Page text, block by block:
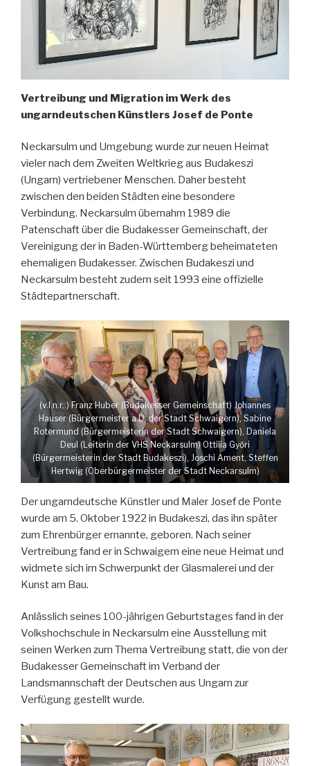
Vertreibung und Migration im Werk des
ungarndeutschen Künstlers Josef de Ponte
Neckarsulm und Umgebung wurde zur neuen Heimat
vieler nach dem Zweiten Weltkrieg aus Budakeszi
(Ungarn) vertriebener Menschen. Daher besteht
zwischen den beiden Städten eine besondere
Verbindung. Neckarsulm übernahm 1989 die
Patenschaft über die Budakesser Gemeinschaft, der
Vereinigung der in Baden-Württemberg beheimateten
ehemaligen Budakesser. Zwischen Budakeszi und
Neckarsulm besteht zudem seit 1993 eine offizielle
Städtepartnerschaft.
(v.l.n.r.:) Franz Huber (Budakesser Gemeinschaft) Johannes
Hauser (Bürgermeister a.D. der Stadt Schwaigern), Sabine
Rotermund (Bürgermeisterin der Stadt Schwaigern), Daniela
Deul (Leiterin der VHS Neckarsulm) Ottilia Győri
(Bürgermeisterin der Stadt Budakeszi), Joschi Ament, Steffen
Hertwig (Oberbürgermeister der Stadt Neckarsulm)
Der ungarndeutsche Künstler und Maler Josef de Ponte
wurde am 5. Oktober 1922 in Budakeszi, das ihn später
zum Ehrenbürger ernannte, geboren. Nach seiner
Vertreibung fand er in Schwaigern eine neue Heimat und
widmete sich im Schwerpunkt der Glasmalerei und der
Kunst am Bau.
Anlässlich seines 100-jährigen Geburtstages fand in der
Volkshochschule in Neckarsulm eine Ausstellung mit
seinen Werken zum Thema Vertreibung statt, die von der
Budakesser Gemeinschaft im Verband der
Landsmannschaft der Deutschen aus Ungarn zur
Verfügung gestellt wurde.